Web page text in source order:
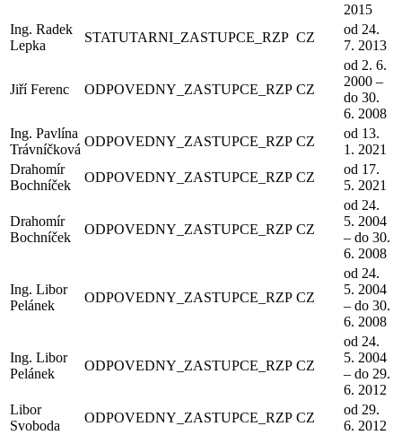
2015
Ing. Radek
Lepka
STATUTARNI_ZASTUPCE_RZP CZ
od 24.
7. 2013
Jiří Ferenc ODPOVEDNY_ZASTUPCE_RZP CZ
od 2. 6.
2000 –
do 30.
6. 2008
Ing. Pavlína
Trávníčková
ODPOVEDNY_ZASTUPCE_RZP CZ
od 13.
1. 2021
Drahomír
Bochníček
ODPOVEDNY_ZASTUPCE_RZP CZ
od 17.
5. 2021
Drahomír
Bochníček
ODPOVEDNY_ZASTUPCE_RZP CZ
od 24.
5. 2004
– do 30.
6. 2008
Ing. Libor
Pelánek
ODPOVEDNY_ZASTUPCE_RZP CZ
od 24.
5. 2004
– do 30.
6. 2008
Ing. Libor
Pelánek
ODPOVEDNY_ZASTUPCE_RZP CZ
od 24.
5. 2004
– do 29.
6. 2012
Libor
Svoboda
ODPOVEDNY_ZASTUPCE_RZP CZ
od 29.
6. 2012